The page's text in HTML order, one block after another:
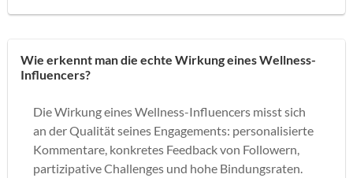
Wie erkennt man die echte Wirkung eines Wellness-
Influencers?
Die Wirkung eines Wellness-Influencers misst sich
an der Qualität seines Engagements: personalisierte
Kommentare, konkretes Feedback von Followern,
partizipative Challenges und hohe Bindungsraten.